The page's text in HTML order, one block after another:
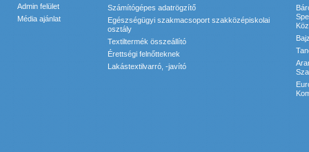
Admin felület
Média ajánlat
Számítógépes adatrögzítő
Egészségügyi szakmacsoport szakközépiskolai
osztály
Textiltermék összeállító
Érettségi felnőtteknek
Lakástextilvarró, -javító